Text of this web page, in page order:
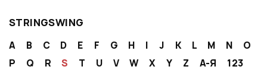
STRINGSWING
A B C D E F G H I J K L M N
O
P
Q R S T U V W X Y Z А-Я 123